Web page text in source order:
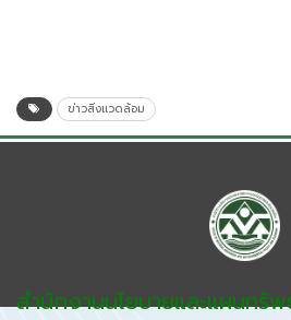
ข่าวสิ่งแวดล้อม
สำนักงานนโยบายและแผนทรั